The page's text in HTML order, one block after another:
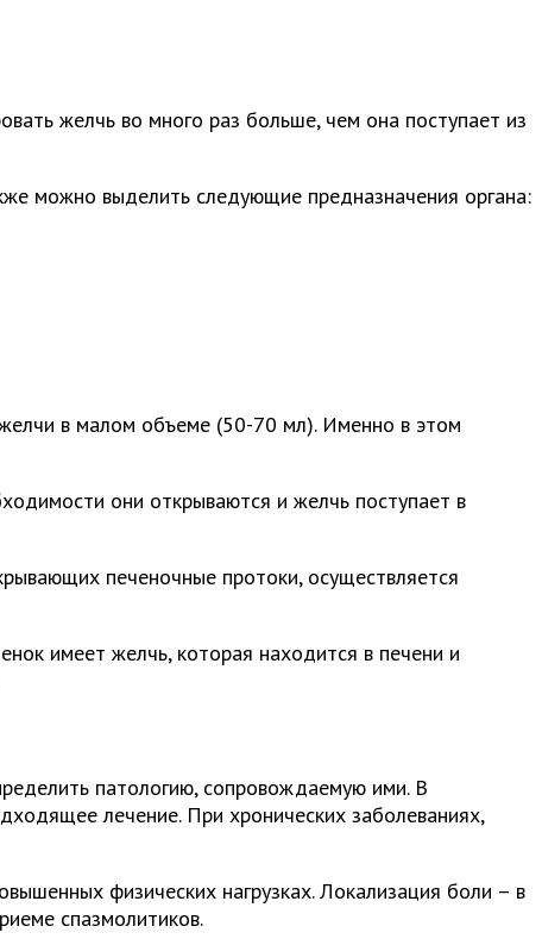
желчь во много раз больше, чем она поступает из
можно выделить следующие предназначения органа:
в малом объеме (50-70 мл). Именно в этом
они открываются и желчь поступает в
печеночные протоки, осуществляется
имеет желчь, которая находится в печени и
патологию, сопровождаемую ими. В
лечение. При хронических заболеваниях,
физических нагрузках. Локализация боли – в
спазмолитиков.